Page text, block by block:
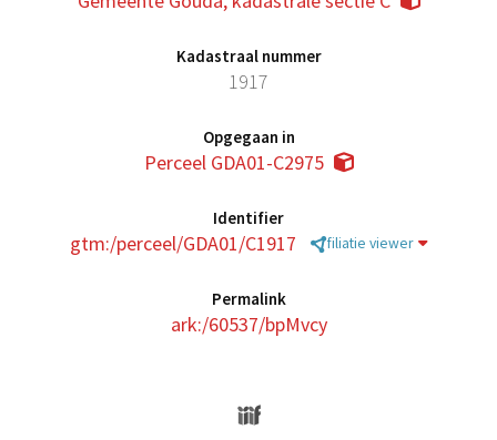
Kadastraal nummer
1917
Opgegaan in
Perceel GDA01-C2975
Identifier
gtm:/perceel/GDA01/C1917 filiatie viewer
Permalink
ark:/60537/bpMvcy